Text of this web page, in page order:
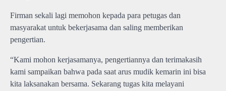
Firman sekali lagi memohon kepada para petugas dan
masyarakat untuk bekerjasama dan saling memberikan
pengertian.
“Kami mohon kerjasamanya, pengertiannya dan terimakasih
kami sampaikan bahwa pada saat arus mudik kemarin ini bisa
kita laksanakan bersama. Sekarang tugas kita melayani